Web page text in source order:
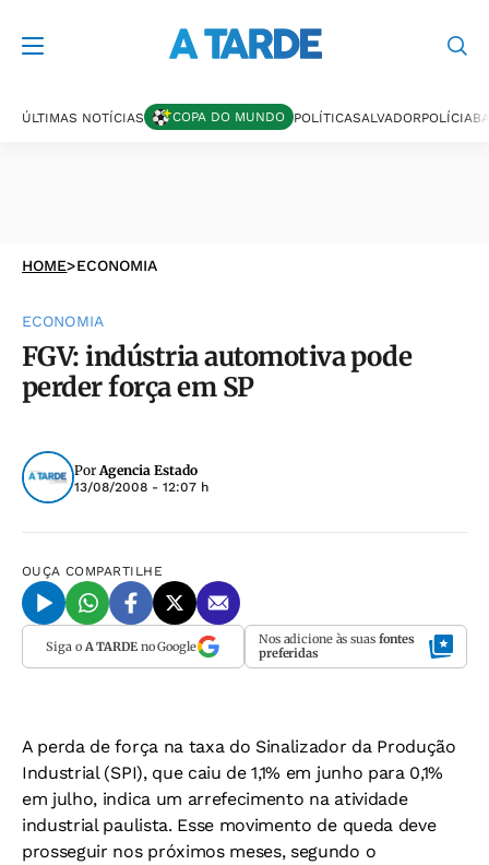
ÚLTIMAS NOTÍCIAS COPA DO MUNDO POLÍTICASALVADORPOLÍCIA
HOME>ECONOMIA
ECONOMIA
FGV: indústria automotiva pode
perder força em SP
PorAgencia Estado
13/08/2008 - 12:07 h
OUÇA COMPARTILHE
Siga o A TARDEno Google Nos adicione às suas fontes
preferidas
A perda de força na taxa do Sinalizador da Produção
Industrial (SPI), que caiu de 1,1% em junho para 0,1%
em julho, indica um arrefecimento na atividade
industrial paulista. Esse movimento de queda deve
prosseguir nos próximos meses, segundo o